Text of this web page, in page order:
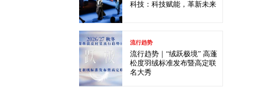
科技：科技赋能，革新未来
流行趋势
流行趋势｜“绒跃极境” 高蓬
松度羽绒标准发布暨高定联
名大秀